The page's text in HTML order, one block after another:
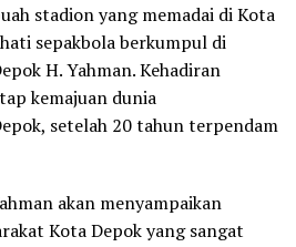
stadion yang memadai di Kota
sepakbola berkumpul di
H. Yahman. Kehadiran
kemajuan dunia
setelah 20 tahun terpendam
akan menyampaikan
Kota Depok yang sangat